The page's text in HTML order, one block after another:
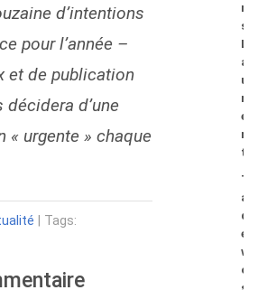
d’intentions
pour l’année –
et de publication
d’une
« urgente » chaque
| Tags:
n
s
L
a
u
r
e
n
t
T
a
d
e
w
o